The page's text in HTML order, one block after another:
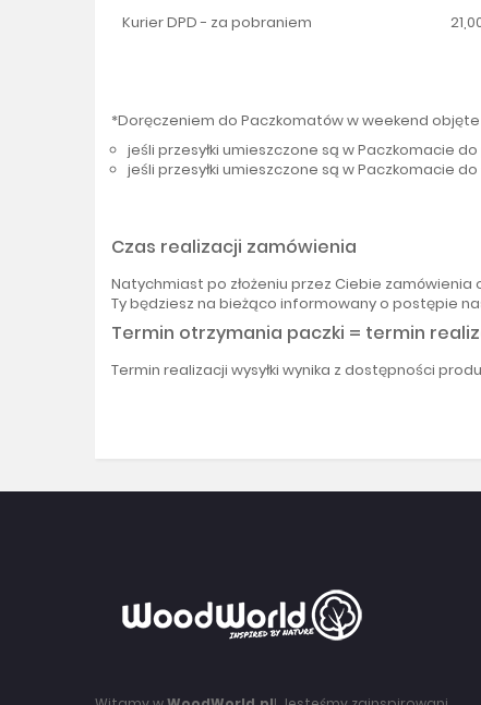
Kurier DPD - za pobraniem
*Doręczeniem do Paczkomatów w weekend
jeśli przesyłki umieszczone są w Paczkomacie
jeśli przesyłki umieszczone są w Paczkomacie
Czas realizacji zamówienia
Natychmiast po złożeniu przez Ciebie
Ty będziesz na bieżąco informowany o postępie
Termin otrzymania paczki = termin
Termin realizacji wysyłki wynika z dostępności